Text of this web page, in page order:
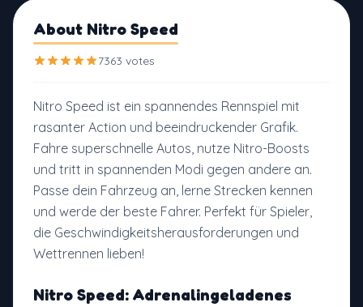
About Nitro Speed
7363 votes
Nitro Speed ist ein spannendes Rennspiel mit
rasanter Action und beeindruckender Grafik.
Fahre superschnelle Autos, nutze Nitro-Boosts
und tritt in spannenden Modi gegen andere an.
Passe dein Fahrzeug an, lerne Strecken kennen
und werde der beste Fahrer. Perfekt für Spieler,
die Geschwindigkeitsherausforderungen und
Wettrennen lieben!
Nitro Speed: Adrenalingeladenes